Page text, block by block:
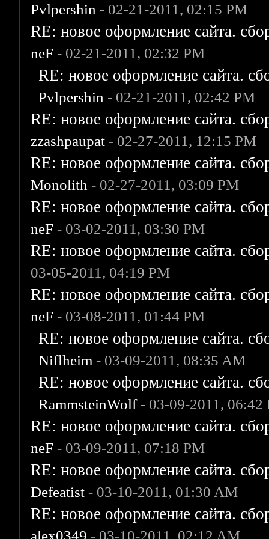
Pvlpershin - 02-21-2011, 02:15 PM
RE: новое оформление сайта.
neF - 02-21-2011, 02:32 PM
RE: новое оформление сайта.
Pvlpershin - 02-21-2011, 02:42 PM
RE: новое оформление сайта.
zzashpaupat - 02-27-2011, 12:15 PM
RE: новое оформление сайта.
Monolith - 02-27-2011, 03:09 PM
RE: новое оформление сайта.
neF - 03-02-2011, 03:30 PM
RE: новое оформление сайта.
03-05-2011, 04:19 PM
RE: новое оформление сайта.
neF - 03-08-2011, 01:44 PM
RE: новое оформление сайта.
Niflheim - 03-09-2011, 08:35 AM
RE: новое оформление сайта.
RammsteinWolf- 03-09-2011, 06:42
RE: новое оформление сайта.
neF - 03-09-2011, 07:18 PM
RE: новое оформление сайта.
Defeatist - 03-10-2011, 01:30 AM
RE: новое оформление сайта.
alex0349 - 03-10-2011, 02:12 AM